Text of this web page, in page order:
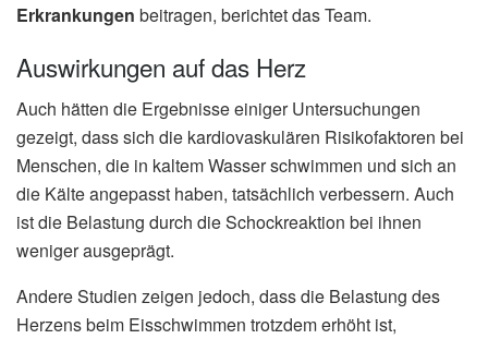
Erkrankungen beitragen, berichtet das Team.
Auswirkungen auf das Herz
Auch hätten die Ergebnisse einiger Untersuchungen
gezeigt, dass sich die kardiovaskulären Risikofaktoren bei
Menschen, die in kaltem Wasser schwimmen und sich an
die Kälte angepasst haben, tatsächlich verbessern. Auch
ist die Belastung durch die Schockreaktion bei ihnen
weniger ausgeprägt.
Andere Studien zeigen jedoch, dass die Belastung des
Herzens beim Eisschwimmen trotzdem erhöht ist,